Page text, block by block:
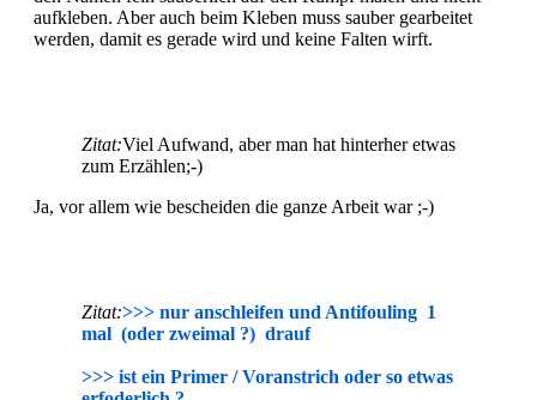
aufkleben. Aber auch beim Kleben muss sauber gearbeitet
werden, damit es gerade wird und keine Falten wirft.
Zitat:Viel Aufwand, aber man hat hinterher etwas
zum Erzählen;-)
Ja, vor allem wie bescheiden die ganze Arbeit war ;-)
Zitat:>>> nur anschleifen und Antifouling 1
mal (oder zweimal ?) drauf
>>> ist ein Primer / Voranstrich oder so etwas